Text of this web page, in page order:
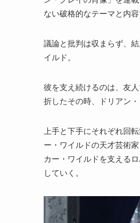
ない破格的なテーマと内
議論と批判は収まらず、
イルド。
彼を支え続けるのは、友
折したその時、ドリアン
上手と下手にそれぞれ回
ー・ワイルドの天才芸術
カー・ワイルドを支える
していく。